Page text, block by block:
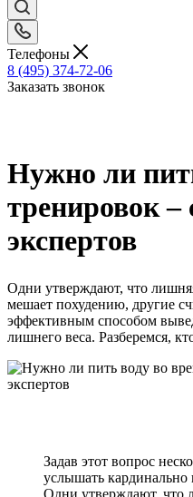
Телефоны
8 (495) 374-72-06
Заказать звонок
Нужно ли
тренировок –
экспертов
Одни утверждают, что
мешает похудению, другие
эффективным способом
лишнего веса. Разберемся,
Задав этот вопрос
услышать
Одни утверждают, что